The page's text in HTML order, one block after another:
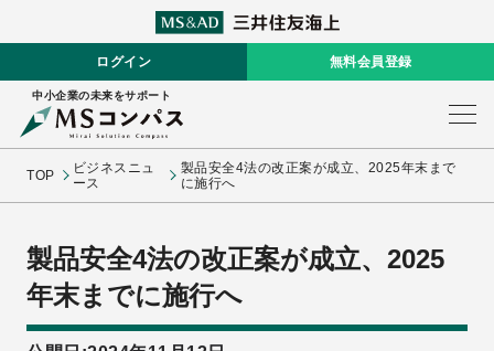
ログイン 無料会員登録
中小企業の未来をサポート
TOP
ビジネスニュ
ース
製品安全4法の改正案が成立、2025年末まで
に施行へ
製品安全4法の改正案が成立、2025
年末までに施行へ